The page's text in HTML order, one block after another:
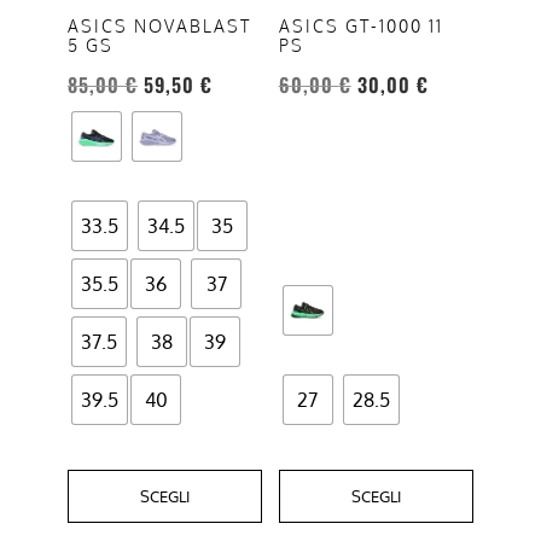
ASICS NOVABLAST
5 GS
85,00€ 59,50 €
33.5 34.5 35
35.5 36 37
37.5 38 39
39.5 40
SCEGLI
opzioni
possono
essere
scelte
nella
del
prodotto
ASICS GT-1000 11
PS
60,00€ 30,00 €
27 28.5
SCEGLI
opzioni
possono
essere